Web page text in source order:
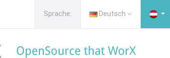
Sprache: Deutsch